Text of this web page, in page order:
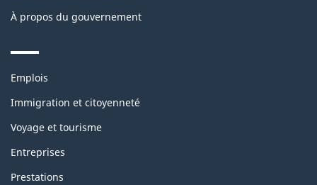
À propos du gouvernement
Themes
topics
Emplois
Immigration et citoyenneté
Voyage et tourisme
Entreprises
Prestations